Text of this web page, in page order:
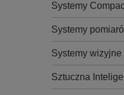
Systemy
Systemy
Systemy wizyjne
Sztuczna